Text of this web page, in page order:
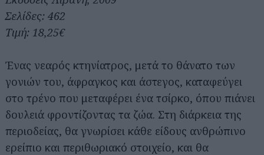
Σελίδες: 462
Τιμή: 18,25€
Ένας νεαρός κτηνίατρος, μετά το θάνατο των
γονιών του, άφραγκος και άστεγος, καταφεύγει
στο τρένο που μεταφέρει ένα τσίρκο, όπου πιάνει
δουλειά φροντίζοντας τα ζώα. Στη διάρκεια της
περιοδείας, θα γνωρίσει κάθε είδους ανθρώπινο
ερείπιο και περιθωριακό στοιχείο, και θα